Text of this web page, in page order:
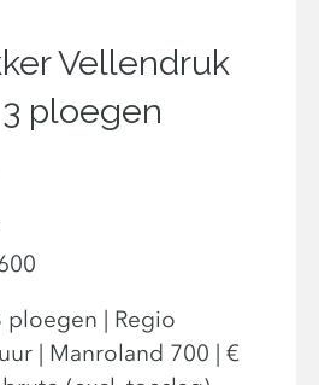
Vellendruk
ploegen
| Regio
| Manroland 700 | €